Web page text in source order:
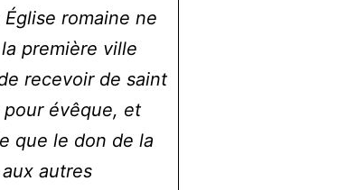
romaine ne
la première ville
recevoir de saint
pour évêque, et
que le don de la
autres